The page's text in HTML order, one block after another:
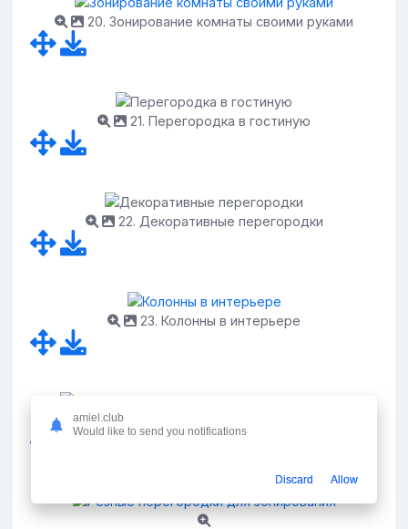
20. Зонирование комнаты своими руками
21. Перегородка в гостиную
22. Декоративные перегородки
23. Колонны в интерьере
24. Декоративные интерьерные перегородки
amiel.club
Would like to send you notifications
Discard Allow